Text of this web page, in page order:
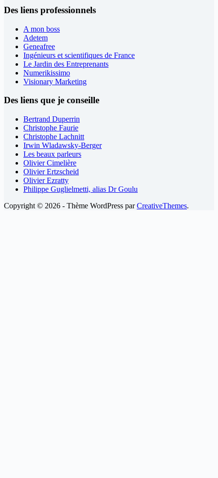
Des liens professionnels
A mon boss
Adetem
Geneafree
Ingénieurs et scientifiques de France
Le Jardin des Entreprenants
Numerikissimo
Visionary Marketing
Des liens que je conseille
Bertrand Duperrin
Christophe Faurie
Christophe Lachnitt
Irwin Wladawsky-Berger
Les beaux parleurs
Olivier Cimelière
Olivier Ertzscheid
Olivier Ezratty
Philippe Guglielmetti, alias Dr Goulu
Copyright © 2026 - Thème WordPress parCreativeThemes.